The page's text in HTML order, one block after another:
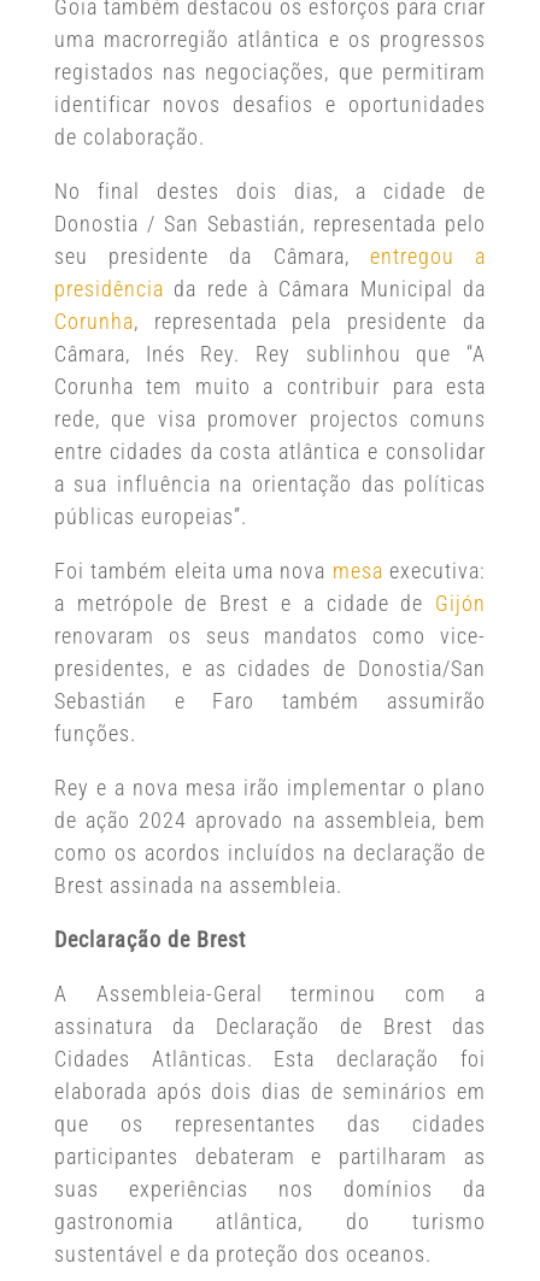
Goia também destacou os esforços para criar
uma macrorregião atlântica e os progressos
registados nas negociações, que permitiram
identificar novos desafios e oportunidades
de colaboração.
No final destes dois dias, a cidade de
Donostia / San Sebastián, representada pelo
seu presidente da Câmara, entregou a
presidência da rede à Câmara Municipal da
Corunha, representada pela presidente da
Câmara, Inés Rey. Rey sublinhou que “A
Corunha tem muito a contribuir para esta
rede, que visa promover projectos comuns
entre cidades da costa atlântica e consolidar
a sua influência na orientação das políticas
públicas europeias”.
Foi também eleita uma nova mesa executiva:
a metrópole de Brest e a cidade de Gijón
renovaram os seus mandatos como vice-
presidentes, e as cidades de Donostia/San
Sebastián e Faro também assumirão
funções.
Rey e a nova mesa irão implementar o plano
de ação 2024 aprovado na assembleia, bem
como os acordos incluídos na declaração de
Brest assinada na assembleia.
Declaração de Brest
A Assembleia-Geral terminou com a
assinatura da Declaração de Brest das
Cidades Atlânticas. Esta declaração foi
elaborada após dois dias de seminários em
que os representantes das cidades
participantes debateram e partilharam as
suas experiências nos domínios da
gastronomia atlântica, do turismo
sustentável e da proteção dos oceanos.